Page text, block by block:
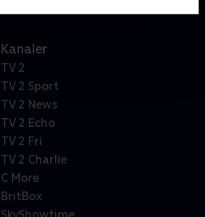
Kanaler
TV 2
TV 2 Sport
TV 2 News
TV 2 Echo
TV 2 Fri
TV 2 Charlie
C More
BritBox